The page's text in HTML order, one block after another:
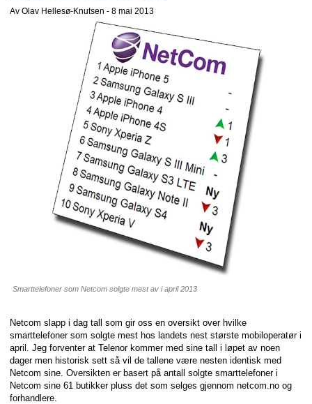
Av Olav Hellesø-Knutsen -8 mai 2013
Smarttelefoner som Netcom solgte mest av i april 2013
Netcom slapp i dag tall som gir oss en oversikt over hvilke
smarttelefoner som solgte mest hos landets nest største mobiloperatør i
april. Jeg forventer at Telenor kommer med sine tall i løpet av noen
dager men historisk sett så vil de tallene være nesten identisk med
Netcom sine. Oversikten er basert på antall solgte smarttelefoner i
Netcom sine 61 butikker pluss det som selges gjennom netcom.no og
forhandlere.